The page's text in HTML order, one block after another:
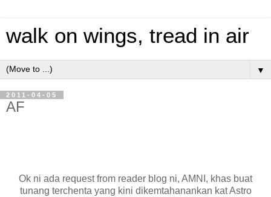
walk on wings, tread in air
▼
2011-04-05
AF
Ok ni ada request from reader blog ni, AMNI, khas buat
tunang terchenta yang kini dikemtahanankan kat Astro